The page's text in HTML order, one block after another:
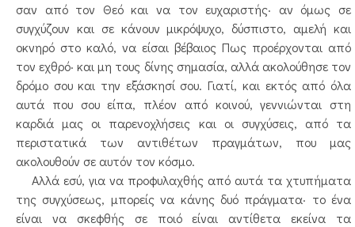
σαν από τον Θεό και να τον ευχαριστής· αν όμως σε
συγχύζουν και σε κάνουν μικρόψυχο, δύσπιστο, αμελή και
οκνηρό στο καλό, να είσαι βέβαιος Πως προέρχονται από
τον εχθρό· και μη τους δίνης σημασία, αλλά ακολούθησε τον
δρόμο σου και την εξάσκησί σου. Γιατί, και εκτός από όλα
αυτά που σου είπα, πλέον από κοινού, γεννιώνται στη
καρδιά μας οι παρενοχλήσεις και οι συγχύσεις, από τα
περιστατικά των αντιθέτων πραγμάτων, που μας
ακολουθούν σε αυτόν τον κόσμο.
Αλλά εσύ, για να προφυλαχθής από αυτά τα χτυπήματα
της συγχύσεως, μπορείς να κάνης δυό πράγματα· το ένα
είναι να σκεφθής σε ποιό είναι αντίθετα εκείνα τα